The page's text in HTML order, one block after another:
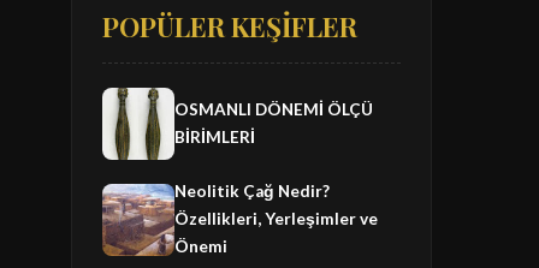
POPÜLER KEŞİFLER
OSMANLI DÖNEMİ ÖLÇÜ
BİRİMLERİ
Neolitik Çağ Nedir?
Özellikleri, Yerleşimler ve
Önemi